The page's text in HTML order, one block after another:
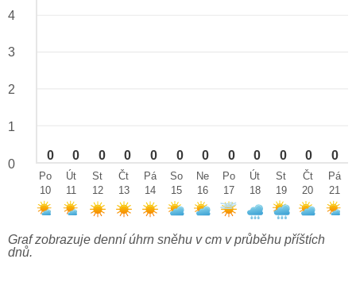
0 0 0 0 0 0 0 0 0 0 0 0
4
3
2
1
0
Po
10
Út
11
St
12
Čt
13
Pá
14
So
15
Ne
16
Po
17
Út
18
St
19
Čt
20
Pá
21
Graf zobrazuje denní úhrn sněhu v cm v průběhu příštích
dnů.